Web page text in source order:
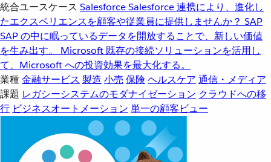
統合ユースケース SalesforceSalesforce 連携により、進化し
たエクスペリエンスを顧客や従業員に提供しませんか？ SAP
SAP の中に眠っているデータを開放することで、新しい価値
を生み出す。
Microsoft 既存の接続ソリューションを活用し
て、Microsoft への投資効果を最大化する。
業種金融サービス 製造 小売 保険 ヘルスケア 通信・メディア
課題 レガシーシステムのモダナイゼーション クラウドへの移
行 ビジネスオートメーション 単一の顧客ビュー